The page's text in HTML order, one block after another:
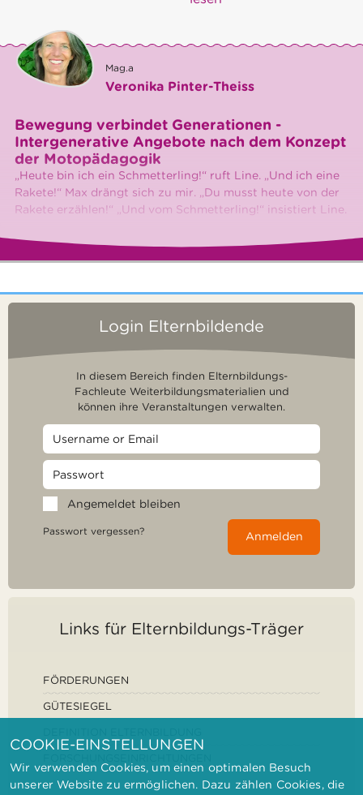
Mag.a
Veronika Pinter-Theiss
Bewegung verbindet Generationen -
Intergenerative Angebote nach dem Konzept
der Motopädagogik
„Heute bin ich ein Schmetterling!“ ruft Line. „Und ich eine
Rakete!“ Max drängt sich zu mir. „Du musst heute von der
Rakete erzählen!“ „Und vom Schmetterling!“ insistiert Line.
Login Elternbildende
In diesem Bereich finden Elternbildungs-
Fachleute Weiterbildungsmaterialien und
können ihre Veranstaltungen verwalten.
Angemeldet bleiben
Passwort vergessen? Anmelden
Links für Elternbildungs-Träger
FÖRDERUNGEN
GÜTESIEGEL
COOKIE-EINSTELLUNGEN
Wir verwenden Cookies, um einen optimalen Besuch
unserer Website zu ermöglichen. Dazu zählen Cookies, die